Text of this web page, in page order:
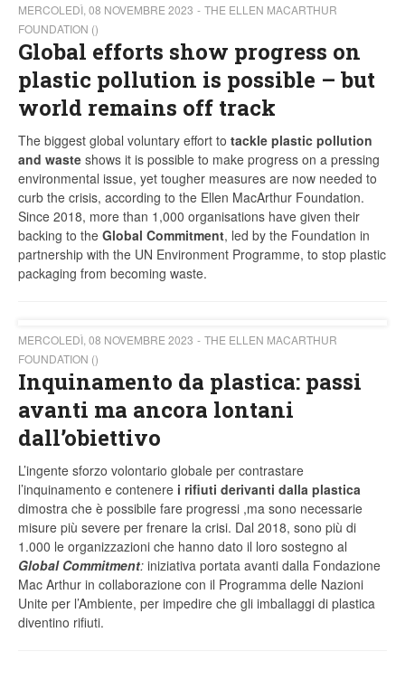
MERCOLEDÌ, 08 NOVEMBRE 2023
THE ELLEN MACARTHUR
FOUNDATION ()
Global efforts show progress on
plastic pollution is possible – but
world remains off track
The biggest global voluntary effort to tackle plastic pollution
and waste shows it is possible to make progress on a pressing
environmental issue, yet tougher measures are now needed to
curb the crisis, according to the Ellen MacArthur Foundation.
Since 2018, more than 1,000 organisations have given their
backing to the Global Commitment, led by the Foundation in
partnership with the UN Environment Programme, to stop plastic
packaging from becoming waste.
MERCOLEDÌ, 08 NOVEMBRE 2023
THE ELLEN MACARTHUR
FOUNDATION ()
Inquinamento da plastica: passi
avanti ma ancora lontani
dall’obiettivo
L’ingente sforzo volontario globale per contrastare
l’inquinamento e contenere i rifiuti derivanti dalla plastica
dimostra che è possibile fare progressi ,ma sono necessarie
misure più severe per frenare la crisi. Dal 2018, sono più di
1.000 le organizzazioni che hanno dato il loro sostegno al
Global Commitment: iniziativa portata avanti dalla Fondazione
Mac Arthur in collaborazione con il Programma delle Nazioni
Unite per l’Ambiente, per impedire che gli imballaggi di plastica
diventino rifiuti.